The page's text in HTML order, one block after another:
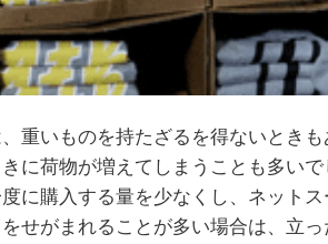
重いものを持たざるを得ないとき
に荷物が増えてしまうことも多い
に購入する量を少なくし、ネット
せがまれることが多い場合は、立